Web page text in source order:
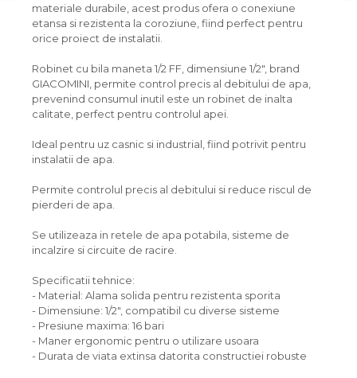
materiale durabile, acest produs ofera o conexiune
etansa si rezistenta la coroziune, fiind perfect pentru
orice proiect de instalatii.
Robinet cu bila maneta 1/2 FF, dimensiune 1/2", brand
GIACOMINI, permite control precis al debitului de apa,
prevenind consumul inutil este un robinet de inalta
calitate, perfect pentru controlul apei.
Ideal pentru uz casnic si industrial, fiind potrivit pentru
instalatii de apa.
Permite controlul precis al debitului si reduce riscul de
pierderi de apa.
Se utilizeaza in retele de apa potabila, sisteme de
incalzire si circuite de racire.
Specificatii tehnice:
- Material: Alama solida pentru rezistenta sporita
- Dimensiune: 1/2", compatibil cu diverse sisteme
- Presiune maxima: 16 bari
- Maner ergonomic pentru o utilizare usoara
- Durata de viata extinsa datorita constructiei robuste